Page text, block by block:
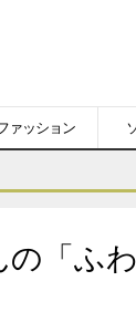
ァッション
「ふ